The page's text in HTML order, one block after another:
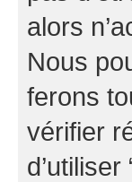
alors
Nous
ferons
vérifier